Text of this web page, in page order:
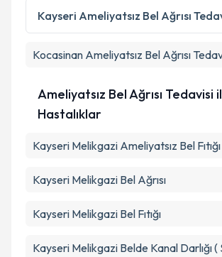
Kayseri Ameliyatsız Bel Ağrısı
Kocasinan Ameliyatsız Bel Ağrısı
Ameliyatsız Bel Ağrısı Tedavisi
Hastalıklar
Kayseri Melikgazi Ameliyatsız Bel
Kayseri Melikgazi Bel Ağrısı
Kayseri Melikgazi Bel Fıtığı
Kayseri Melikgazi Belde Kanal Darlığı (